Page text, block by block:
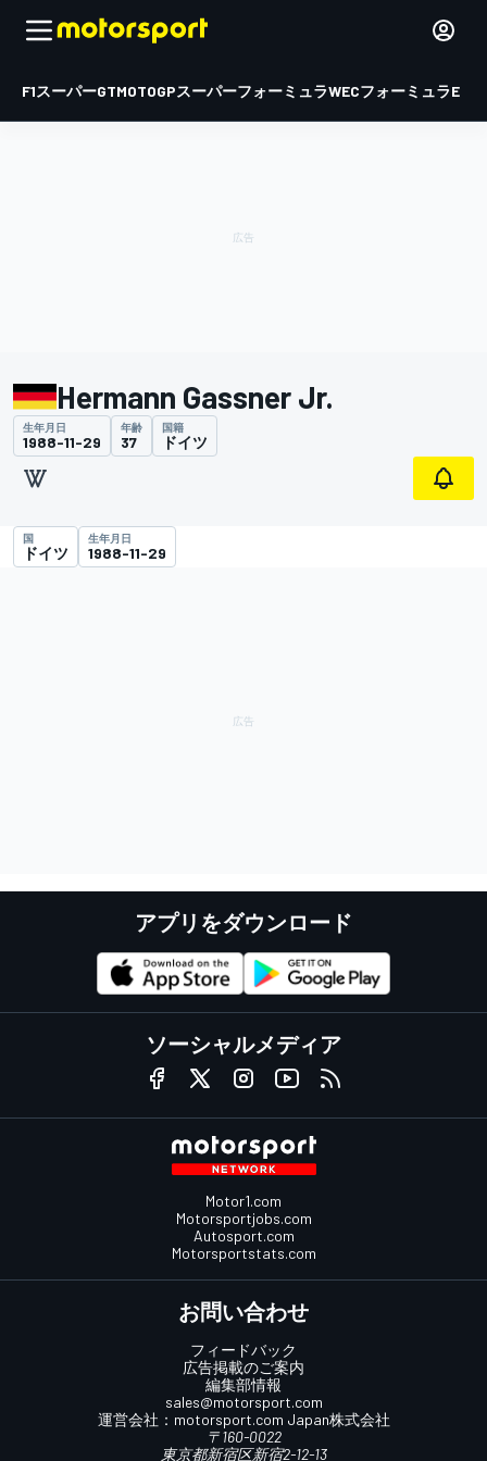
F1スーパーGTMOTOGPスーパーフォーミュラWECフォーミュラE
Hermann Gassner Jr.
生年月日
1988-11-29
年齢
37
国籍
ドイツ
国
ドイツ
生年月日
1988-11-29
アプリをダウンロード
ソーシャルメディア
Motor1.com
Motorsportjobs.com
Autosport.com
Motorsportstats.com
お問い合わせ
フィードバック
広告掲載のご案内
編集部情報
sales@motorsport.com
運営会社： motorsport.com Japan株式会社
〒160-0022
東京都新宿区新宿2-12-13